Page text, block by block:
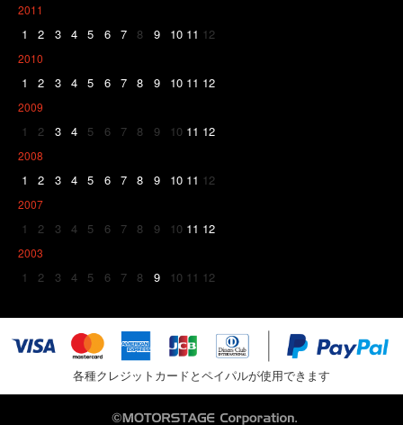
2011
1 2 3 4 5 6 7 8 9 10 11 12
2010
1 2 3 4 5 6 7 8 9 10 11 12
2009
1 2 3 4 5 6 7 8 9 10 11 12
2008
1 2 3 4 5 6 7 8 9 10 11 12
2007
1 2 3 4 5 6 7 8 9 10 11 12
2003
1 2 3 4 5 6 7 8 9 10 11 12
各種クレジットカードとペイパルが使用できます